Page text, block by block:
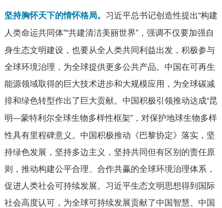
坚持胸怀天下的情怀格局。 习近平总书记创造性提出“构建
人类命运共同体”“共建清洁美丽世界”，强调不仅要加强自
身生态文明建设，也要从全人类共同利益出发，积极参与
全球环境治理，为全球提供更多公共产品。中国在可再生
能源领域取得的巨大技术进步和大规模应用，为全球碳减
排和绿色转型作出了巨大贡献。中国积极引领推动达成“昆
明—蒙特利尔全球生物多样性框架”，对保护地球生物多样
性具有里程碑意义。中国积极推动《巴黎协定》落实，坚
持绿色发展，坚持多边主义，坚持共同但有区别的责任原
则，推动构建公平合理、合作共赢的全球环境治理体系，
促进人类社会可持续发展。习近平生态文明思想得到国际
社会高度认可，为全球可持续发展贡献了中国智慧、中国